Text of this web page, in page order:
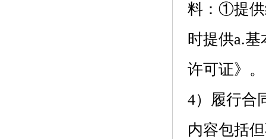
料：①提供
时提供a.
许可证》。
4）履行合
内容包括